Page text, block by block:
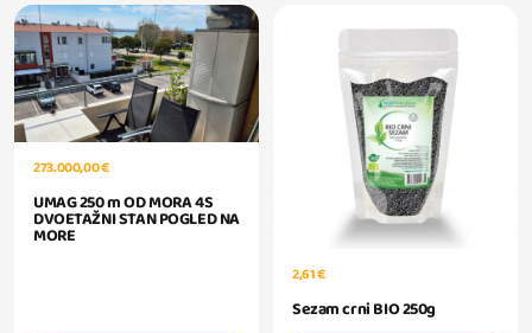
273.000,00 €
UMAG 250 m OD MORA 4S
DVOETAŽNI STAN POGLED NA
MORE
2,61 €
Sezam crni BIO 250g